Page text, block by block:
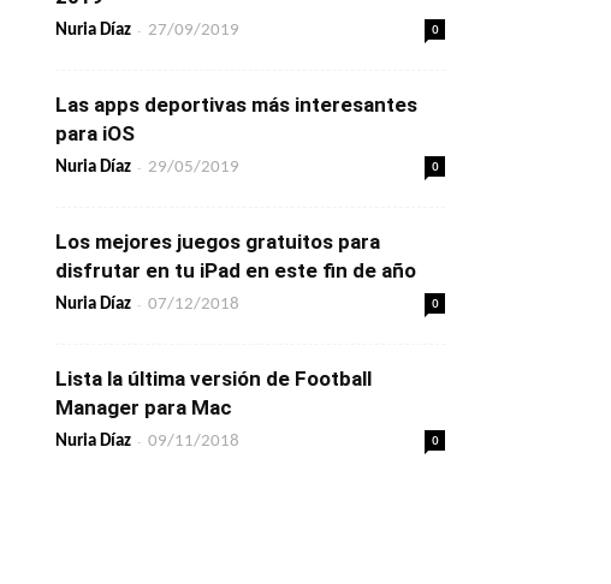
Nuria Díaz - 27/09/2019 0
Las apps deportivas más interesantes
para iOS
Nuria Díaz - 29/05/2019 0
Los mejores juegos gratuitos para
disfrutar en tu iPad en este fin de año
Nuria Díaz - 07/12/2018 0
Lista la última versión de Football
Manager para Mac
Nuria Díaz - 09/11/2018 0